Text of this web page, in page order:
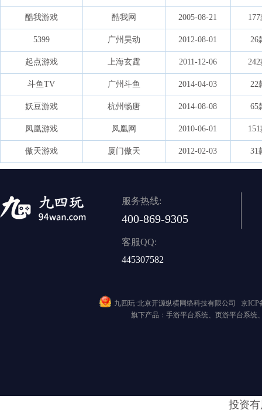
酷我游戏 酷我网 2005-08-21
5399 广州昊动 2012-08-01 26
起点游戏 上海玄霆 2011-12-06
斗鱼TV 广州斗鱼 2014-04-03 22
妖豆游戏 杭州畅唐 2014-08-08 65
凤凰游戏 凤凰网 2010-06-01
傲天游戏 厦门傲天 2012-02-03 31
服务热线:
400-869-9305
客服QQ:
445307582
九四玩·北京开源纵横网络科技有限公司京ICP
旗下产品：手游平台系统、页游平台系统
投资